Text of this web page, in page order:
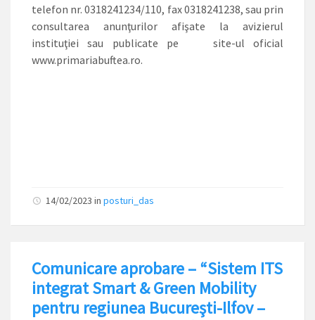
telefon nr. 0318241234/110, fax 0318241238, sau prin
consultarea anunţurilor afişate la avizierul
instituţiei sau publicate pe site-ul oficial
www.primariabuftea.ro.
14/02/2023 in posturi_das
Comunicare aprobare – “Sistem ITS
integrat Smart & Green Mobility
pentru regiunea Bucureşti-Ilfov –